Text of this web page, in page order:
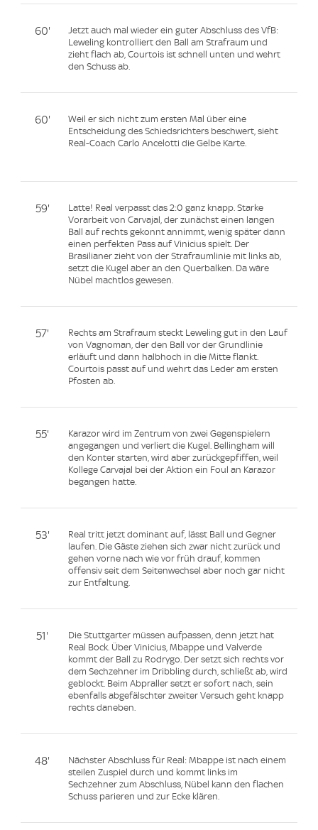
60'
Jetzt auch mal wieder ein guter Abschluss des VfB:
Leweling kontrolliert den Ball am Strafraum und
zieht flach ab, Courtois ist schnell unten und wehrt
den Schuss ab.
60'
Weil er sich nicht zum ersten Mal über eine
Entscheidung des Schiedsrichters beschwert, sieht
Real-Coach Carlo Ancelotti die Gelbe Karte.
59'
Latte! Real verpasst das 2:0 ganz knapp. Starke
Vorarbeit von Carvajal, der zunächst einen langen
Ball auf rechts gekonnt annimmt, wenig später dann
einen perfekten Pass auf Vinicius spielt. Der
Brasilianer zieht von der Strafraumlinie mit links ab,
setzt die Kugel aber an den Querbalken. Da wäre
Nübel machtlos gewesen.
57'
Rechts am Strafraum steckt Leweling gut in den Lauf
von Vagnoman, der den Ball vor der Grundlinie
erläuft und dann halbhoch in die Mitte flankt.
Courtois passt auf und wehrt das Leder am ersten
Pfosten ab.
55'
Karazor wird im Zentrum von zwei Gegenspielern
angegangen und verliert die Kugel. Bellingham will
den Konter starten, wird aber zurückgepfiffen, weil
Kollege Carvajal bei der Aktion ein Foul an Karazor
begangen hatte.
53'
Real tritt jetzt dominant auf, lässt Ball und Gegner
laufen. Die Gäste ziehen sich zwar nicht zurück und
gehen vorne nach wie vor früh drauf, kommen
offensiv seit dem Seitenwechsel aber noch gar nicht
zur Entfaltung.
51'
Die Stuttgarter müssen aufpassen, denn jetzt hat
Real Bock. Über Vinicius, Mbappe und Valverde
kommt der Ball zu Rodrygo. Der setzt sich rechts vor
dem Sechzehner im Dribbling durch, schließt ab, wird
geblockt. Beim Abpraller setzt er sofort nach, sein
ebenfalls abgefälschter zweiter Versuch geht knapp
rechts daneben.
48'
Nächster Abschluss für Real: Mbappe ist nach einem
steilen Zuspiel durch und kommt links im
Sechzehner zum Abschluss, Nübel kann den flachen
Schuss parieren und zur Ecke klären.